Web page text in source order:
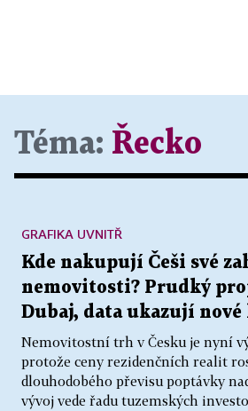
Téma: Řecko
Kde nakupují Češi své
nemovitosti? Prudký
Dubaj, data ukazují
Nemovitostní trh v Česku je nyní
protože ceny rezidenčních realit
dlouhodobého převisu poptávky
vývoj vede řadu tuzemských
GRAFIKA UVNITŘ